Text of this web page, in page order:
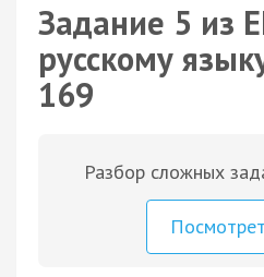
Задание 5 из
русскому
169
Разбор сложных